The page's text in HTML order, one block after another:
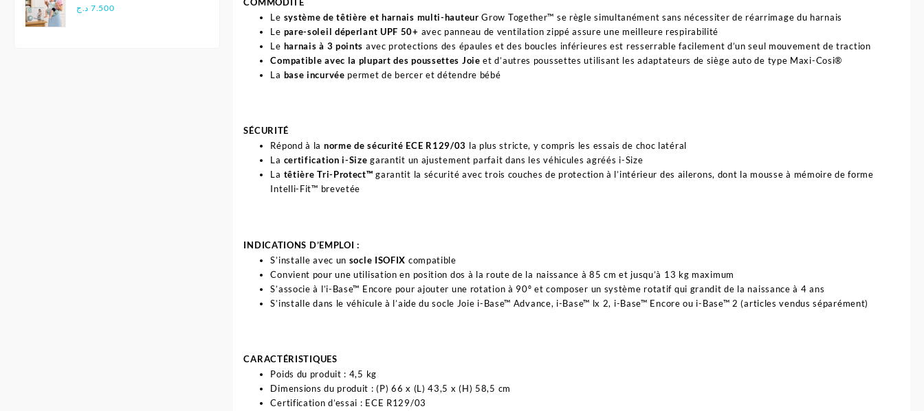
Multifonctionnel
7.500 د.ج
Le système de têtière et harnais multi-hauteur Grow Together™ se règle simultanément sans nécessiter de réarrimage du harnais
Le pare-soleil déperlant UPF 50+ avec panneau de ventilation zippé assure une meilleure respirabilité
Le harnais à 3 points avec protections des épaules et des boucles inférieures est resserrable facilement d’un seul mouvement de traction
Compatible avec la plupart des poussettes Joie et d’autres poussettes utilisant les adaptateurs de siège auto de type Maxi-Cosi®
La base incurvée permet de bercer et détendre bébé
SÉCURITÉ
Répond à la norme de sécurité ECE R129/03 la plus stricte, y compris les essais de choc latéral
La certification i-Size garantit un ajustement parfait dans les véhicules agréés i-Size
La têtière Tri-Protect™ garantit la sécurité avec trois couches de protection à l’intérieur des ailerons, dont la mousse à mémoire de forme
Intelli-Fit™ brevetée
INDICATIONS D’EMPLOI :
S’installe avec un socle ISOFIX compatible
Convient pour une utilisation en position dos à la route de la naissance à 85 cm et jusqu’à 13 kg maximum
S’associe à l’i-Base™ Encore pour ajouter une rotation à 90º et composer un système rotatif qui grandit de la naissance à 4 ans
S’installe dans le véhicule à l’aide du socle Joie i-Base™ Advance, i-Base™ lx 2, i-Base™ Encore ou i-Base™ 2 (articles vendus séparément)
CARACTÉRISTIQUES
Poids du produit : 4,5 kg
Dimensions du produit : (P) 66 x (L) 43,5 x (H) 58,5 cm
Certification d’essai : ECE R129/03